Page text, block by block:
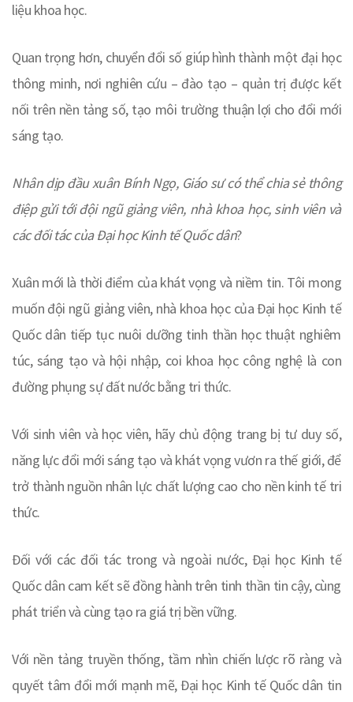
liệu khoa học.
Quan trọng hơn, chuyển đổi số giúp hình thành một đại học
thông minh, nơi nghiên cứu – đào tạo – quản trị được kết
nối trên nền tảng số, tạo môi trường thuận lợi cho đổi mới
sáng tạo.
Nhân dịp đầu xuân Bính Ngọ, Giáo sư có thể chia sẻ thông
điệp gửi tới đội ngũ giảng viên, nhà khoa học, sinh viên và
các đối tác của Đại học Kinh tế Quốc dân?
Xuân mới là thời điểm của khát vọng và niềm tin. Tôi mong
muốn đội ngũ giảng viên, nhà khoa học của Đại học Kinh tế
Quốc dân tiếp tục nuôi dưỡng tinh thần học thuật nghiêm
túc, sáng tạo và hội nhập, coi khoa học công nghệ là con
đường phụng sự đất nước bằng tri thức.
Với sinh viên và học viên, hãy chủ động trang bị tư duy số,
năng lực đổi mới sáng tạo và khát vọng vươn ra thế giới, để
trở thành nguồn nhân lực chất lượng cao cho nền kinh tế tri
thức.
Đối với các đối tác trong và ngoài nước, Đại học Kinh tế
Quốc dân cam kết sẽ đồng hành trên tinh thần tin cậy, cùng
phát triển và cùng tạo ra giá trị bền vững.
Với nền tảng truyền thống, tầm nhìn chiến lược rõ ràng và
quyết tâm đổi mới mạnh mẽ, Đại học Kinh tế Quốc dân tin